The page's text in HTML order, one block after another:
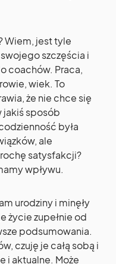
Wiem, jest tyle
szczęścia i
coachów. Praca,
wiek. To
że nie chce się
jakiś sposób
była
ale
satysfakcji?
wpływu.
urodziny i minęły
życie zupełnie od
podsumowania.
czuję je całą sobą i
i aktualne. Może